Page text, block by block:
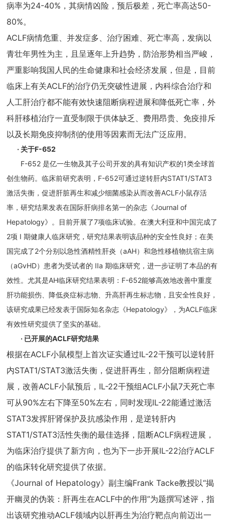
病率为24-40%，其病情凶险，预后极差，死亡率高达50-
80%。
ACLF病情危重、并发症多、治疗困难、死亡率高，发病以
青壮年男性为主，且呈逐年上升趋势，防治形势相当严峻，
严重影响我国人民的生命健康和社会经济发展，但是，目前
临床上有关ACLF的治疗仍无突破性进展，内科综合治疗和
人工肝治疗都不能有效快速阻断病程进展和降低死亡率，外
科肝移植治疗一直受制限于供体缺乏、费用昂贵、免疫排斥
以及长期免疫抑制剂的使用等因素而无法广泛应用。
· 关于F-652
F-652 是亿一生物及其子公司开发的具有知识产权的1类全球首
创生物药。临床前研究表明，F-652可通过逆转肝内STAT1/STAT3
激活失衡，促进肝脏再生和减少细菌感染从而改善ACLF小鼠存活
率，研究结果发表在国际肝病排名第一的杂志《Journal of
Hepatology》。目前开展了7项临床试验。在澳大利亚和中国完成了
2项 I 期健康人临床研究，研究结果表明该品种的安全性良好；在美
国完成了2个分别以急性酒精性肝炎（aAH）和急性移植物抗宿主病
（aGvHD）患者为受试者的 IIa 期临床研究，进一步证明了本品的有
效性。尤其是AH临床研究结果表明：F-652能够高效地改善中重度
肝功能损伤、降低炎症标志物、升高肝再生标志物，且安全性良好，
该研究成果已经发表于国际知名杂志《Hepatology》，为ACLF临床
有效性研究提供了坚实的基础。
· 已开展的ACLF研究结果
根据在ACLF小鼠模型上首次证实通过IL-22干预可以逆转肝
内STAT1/STAT3激活失衡，促进肝再生，部分阻断病程进
展，改善ACLF小鼠预后，IL-22干预组ACLF小鼠7天死亡率
可从90%左右下降至50%左右，同时发现IL-22能通过激活
STAT3发挥肝肾保护及抗感染作用，是逆转肝内
STAT1/STAT3活性失衡的最佳选择，阻断ACLF病程进展，
为临床治疗提供了新方向，也为下一步开展IL-22治疗ACLF
的临床转化研究提供了依据。
《Journal of Hepatology》副主编Frank Tacke教授以“揭
开幽灵的伪装：肝再生在ACLF中的作用”为题撰写述评，指
出该研究推动ACLF领域内以肝再生为治疗靶点向前迈出一